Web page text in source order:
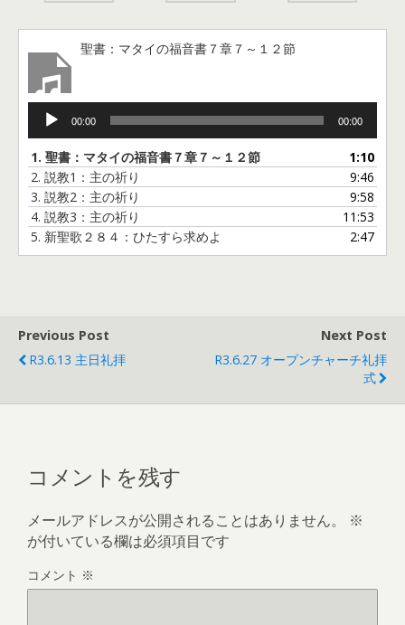
聖書：マタイの福音書７章７～１２節
プ
レ
ー
ヤ
ー
00:00 00:00
1. 聖書：マタイの福音書７章７～１２節
1:10
2. 説教1：主の祈り
9:46
3. 説教2：主の祈り
9:58
4. 説教3：主の祈り
11:53
5. 新聖歌２８４：ひたすら求めよ 2:47
Previous Post
R3.6.13 主日礼拝
Next Post
R3.6.27 オープンチャーチ礼拝
式
コメントを残す
メールアドレスが公開されることはありません。
※
が付いている欄は必須項目です
コメント ※